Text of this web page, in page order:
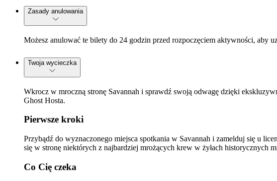
Zasady anulowania
Możesz anulować te bilety do 24 godzin przed rozpoczęciem aktywności, aby
Twoja wycieczka
Wkrocz w mroczną stronę Savannah i sprawdź swoją odwagę dzięki
Ghost Hosta.
Pierwsze kroki
Przybądź do wyznaczonego miejsca spotkania w Savannah i zamelduj się u
się w stronę niektórych z najbardziej mrożących krew w żyłach historycznych
Co Cię czeka